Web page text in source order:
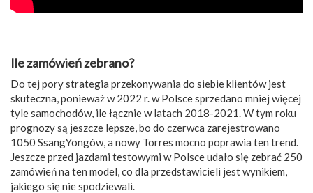
Ile zamówień zebrano?
Do tej pory strategia przekonywania do siebie klientów jest
skuteczna, ponieważ w 2022 r. w Polsce sprzedano mniej więcej
tyle samochodów, ile łącznie w latach 2018-2021. W tym roku
prognozy są jeszcze lepsze, bo do czerwca zarejestrowano
1050 SsangYongów, a nowy Torres mocno poprawia ten trend.
Jeszcze przed jazdami testowymi w Polsce udało się zebrać 250
zamówień na ten model, co dla przedstawicieli jest wynikiem,
jakiego się nie spodziewali.